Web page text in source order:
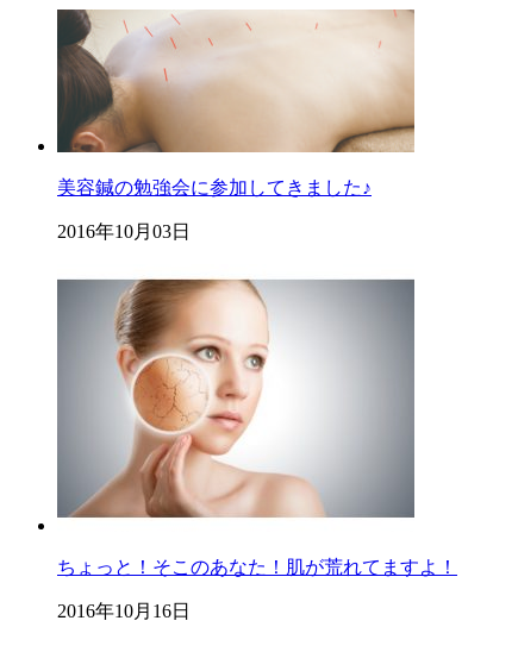
美容鍼の勉強会に参加してきました♪
2016年10月03日
ちょっと！そこのあなた！肌が荒れてますよ！
2016年10月16日